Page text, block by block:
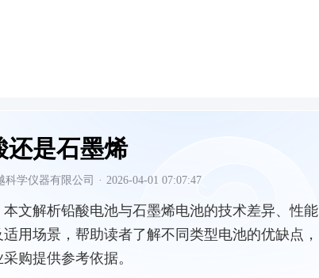
还是石墨烯
科学仪器有限公司 · 2026-04-01 07:07:47
本文解析铅酸电池与石墨烯电池的技术差异、性能
用场景，帮助读者了解不同类型电池的优缺点，
购提供参考依据。